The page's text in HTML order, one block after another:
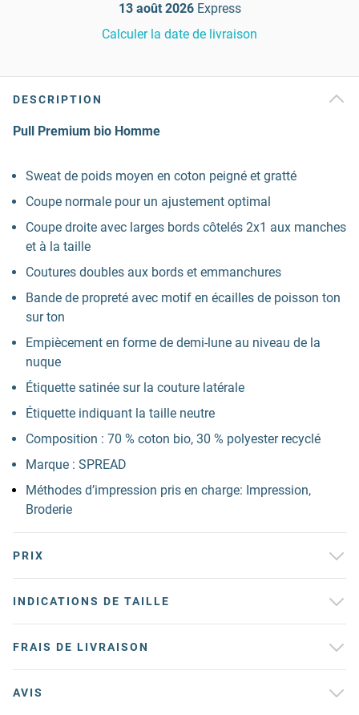
13 août 2026 Express
Calculer la date de livraison
DESCRIPTION
Pull Premium bio Homme
Sweat de poids moyen en coton peigné et gratté
Coupe normale pour un ajustement optimal
Coupe droite avec larges bords côtelés 2x1 aux manches
et à la taille
Coutures doubles aux bords et emmanchures
Bande de propreté avec motif en écailles de poisson ton
sur ton
Empiècement en forme de demi-lune au niveau de la
nuque
Étiquette satinée sur la couture latérale
Étiquette indiquant la taille neutre
Composition : 70 % coton bio, 30 % polyester recyclé
Marque : SPREAD
Méthodes d’impression pris en charge: Impression,
Broderie
PRIX
INDICATIONS DE TAILLE
FRAIS DE LIVRAISON
AVIS